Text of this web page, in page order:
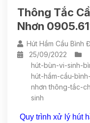
Thông Tắc
Nhơn
Hút Hầm Cầu Bình
25/09/2022
hút-bùn-vi-sinh-
hút-hầm-cầu-
nhơn thông-tắc-
sinh
Quy trình xử lý hút